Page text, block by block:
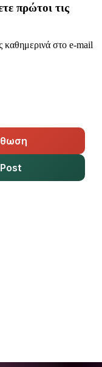
πρώτοι τις
καθημερινά στο e-mail